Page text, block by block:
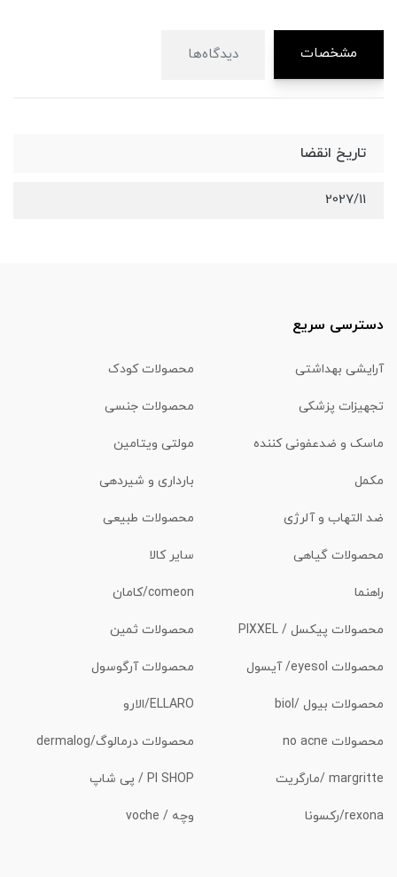
مشخصات دیدگاه‌ها
تاریخ انقضا
2027/11
دسترسی سریع
آرایشی بهداشتی محصولات کودک
تجهیزات پزشکی محصولات جنسی
ماسک و ضدعفونی کننده مولتی ویتامین
مکمل بارداری و شیردهی
ضد التهاب و آلرژی محصولات طبیعی
محصولات گیاهی سایر کالا
راهنما comeon/کامان
محصولات پیکسل / PIXXEL محصولات ثمین
محصولات eyesol/ آیسول محصولات آرگوسول
محصولات بیول /biol ELLARO/الارو
محصولات no acne محصولات درمالوگ/dermalog
margritte /مارگریت PI SHOP / پی شاپ
rexona/رکسونا وچه / voche